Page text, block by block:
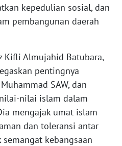
kepedulian sosial, dan
pembangunan daerah
Kifli Almujahid Batubara,
pentingnya
SAW, dan
nilai islam dalam
mengajak umat islam
dan toleransi antar
kebangsaan